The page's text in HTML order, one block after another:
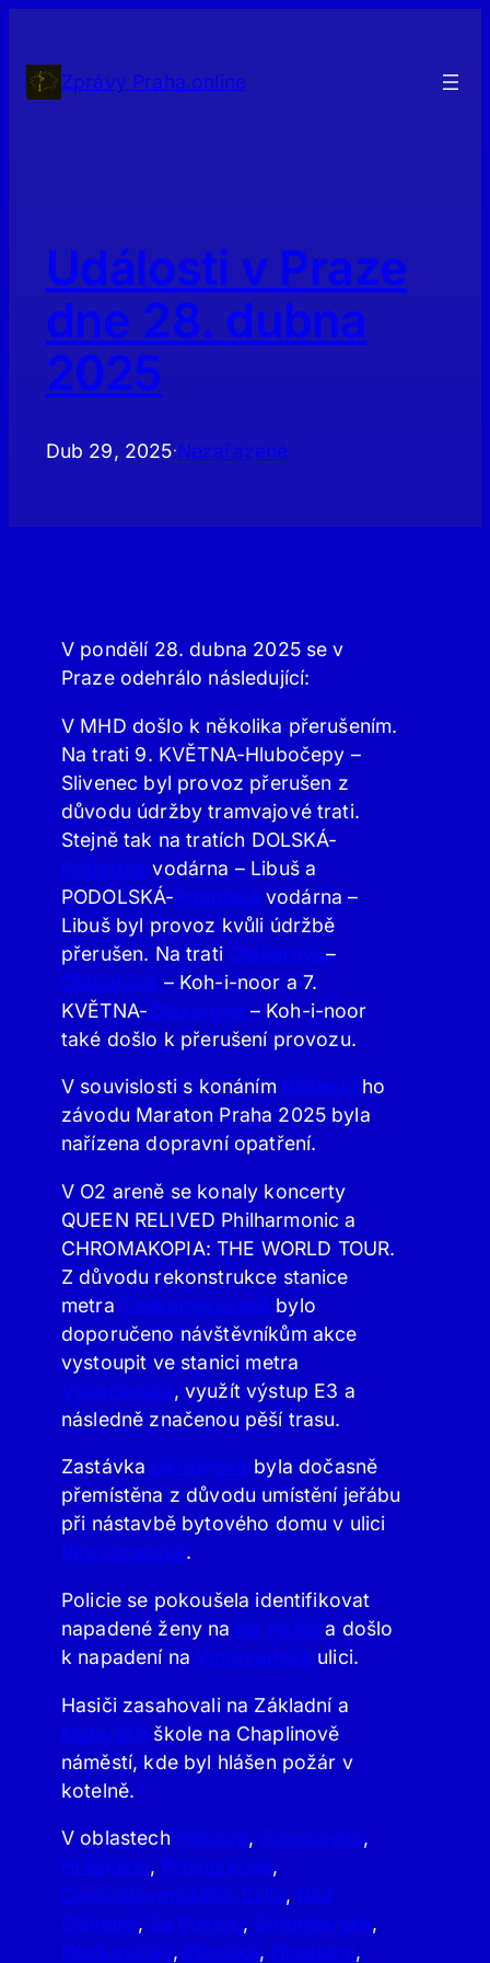
obsahZprávy Praha.online
Události v Praze
dne 28. dubna
2025
Dub 29, 2025·Nezařazené
V pondělí 28. dubna 2025 se v
Praze odehrálo následující:
V MHD došlo k několika přerušením.
Na trati 9. KVĚTNA-Hlubočepy –
Slivenec byl provoz přerušen z
důvodu údržby tramvajové trati.
Stejně tak na tratích DOLSKÁ-
Podolská vodárna – Libuš a
PODOLSKÁ-Podolská vodárna –
Libuš byl provoz kvůli údržbě
přerušen. Na trati Otakarova–
Otakarova – Koh-i-noor a 7.
KVĚTNA-Otakarova – Koh-i-noor
také došlo k přerušení provozu.
V souvislosti s konáním Běžeckého
závodu Maraton Praha 2025 byla
nařízena dopravní opatření.
V O2 areně se konaly koncerty
QUEEN RELIVED Philharmonic a
CHROMAKOPIA: THE WORLD TOUR.
Z důvodu rekonstrukce stanice
metra Českomoravská bylo
doporučeno návštěvníkům akce
vystoupit ve stanici metra
Vysočanská, využít výstup E3 a
následně značenou pěší trasu.
Zastávka Ukrajinská byla dočasně
přemístěna z důvodu umístění jeřábu
při nástavbě bytového domu v ulici
Petrohradské.
Policie se pokoušela identifikovat
napadené ženy na Na Poříčí a došlo
k napadení na Vinohradské ulici.
Hasiči zasahovali na Základní a
Mateřské škole na Chaplinově
náměstí, kde byl hlášen požár v
kotelně.
V oblastech Píškova, Zvoncovitá,
Hráského, Provázkova,
Československého Exilu, Nad
Olšinami, Za Poštou, Štramberská,
Hodkovická, Písnická, Hradební,